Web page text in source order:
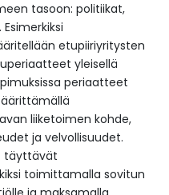
tasoon: politiikat,
etupiiriyritysten
yleisellä
periaatteet
liiketoimen kohde,
ja velvollisuudet.
täyttävät
toimittamalla sovitun